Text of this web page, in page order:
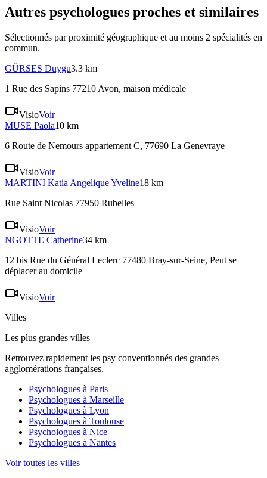
Autres psychologues proches et similaires
Sélectionnés par proximité géographique et au moins 2 spécialités en
commun.
GÜRSES Duygu3.3 km
1 Rue des Sapins 77210 Avon, maison médicale
VisioVoir
MUSE Paola10 km
6 Route de Nemours appartement C, 77690 La Genevraye
VisioVoir
MARTINI Katia Angelique Yveline18 km
Rue Saint Nicolas 77950 Rubelles
VisioVoir
NGOTTE Catherine34 km
12 bis Rue du Général Leclerc 77480 Bray-sur-Seine, Peut se
déplacer au domicile
VisioVoir
Villes
Les plus grandes villes
Retrouvez rapidement les psy conventionnés des grandes
agglomérations françaises.
Psychologues à Paris
Psychologues à Marseille
Psychologues à Lyon
Psychologues à Toulouse
Psychologues à Nice
Psychologues à Nantes
Voir toutes les villes